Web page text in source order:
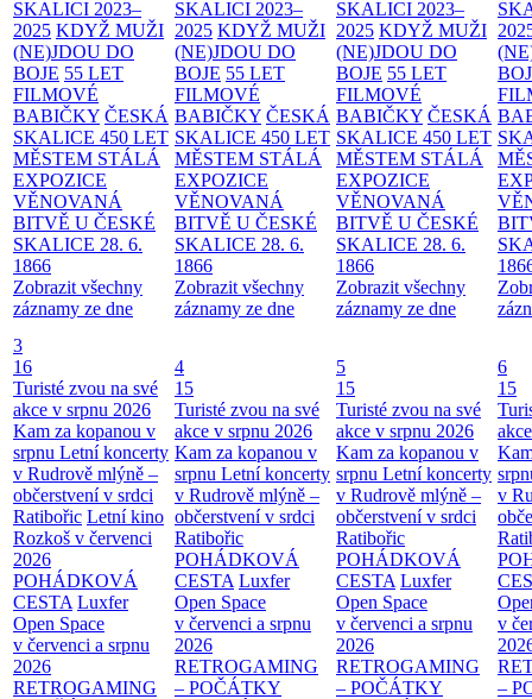
SKALICI 2023–
2025 KDYŽ MUŽI
(NE)JDOU DO
BOJE 55 LET
FILMOVÉ
BABIČKY ČESKÁ
SKALICE 450 LET
MĚSTEM STÁLÁ
EXPOZICE
VĚNOVANÁ
BITVĚ U ČESKÉ
SKALICE 28. 6.
1866
Zobrazit všechny
záznamy ze dne
SKALICI 2023–
2025 KDYŽ MUŽI
(NE)JDOU DO
BOJE 55 LET
FILMOVÉ
BABIČKY ČESKÁ
SKALICE 450 LET
MĚSTEM STÁLÁ
EXPOZICE
VĚNOVANÁ
BITVĚ U ČESKÉ
SKALICE 28. 6.
1866
Zobrazit všechny
záznamy ze dne
SKALICI 2023–
2025 KDYŽ MUŽI
(NE)JDOU DO
BOJE 55 LET
FILMOVÉ
BABIČKY ČESKÁ
SKALICE 450 LET
MĚSTEM STÁLÁ
EXPOZICE
VĚNOVANÁ
BITVĚ U ČESKÉ
SKALICE 28. 6.
1866
Zobrazit všechny
záznamy ze dne
3
16
Turisté zvou na své
akce v srpnu 2026
Kam za kopanou v
srpnu Letní koncerty
v Rudrově mlýně –
občerstvení v srdci
Ratibořic Letní kino
Rozkoš v červenci
2026
POHÁDKOVÁ
CESTA Luxfer
Open Space
v červenci a srpnu
2026
RETROGAMING
4
15
Turisté zvou na své
akce v srpnu 2026
Kam za kopanou v
srpnu Letní koncerty
v Rudrově mlýně –
občerstvení v srdci
Ratibořic
POHÁDKOVÁ
CESTA Luxfer
Open Space
v červenci a srpnu
2026
RETROGAMING
– POČÁTKY
5
15
Turisté zvou na své
akce v srpnu 2026
Kam za kopanou v
srpnu Letní koncerty
v Rudrově mlýně –
občerstvení v srdci
Ratibořic
POHÁDKOVÁ
CESTA Luxfer
Open Space
v červenci a srpnu
2026
RETROGAMING
– POČÁTKY
6
15
v
v
–